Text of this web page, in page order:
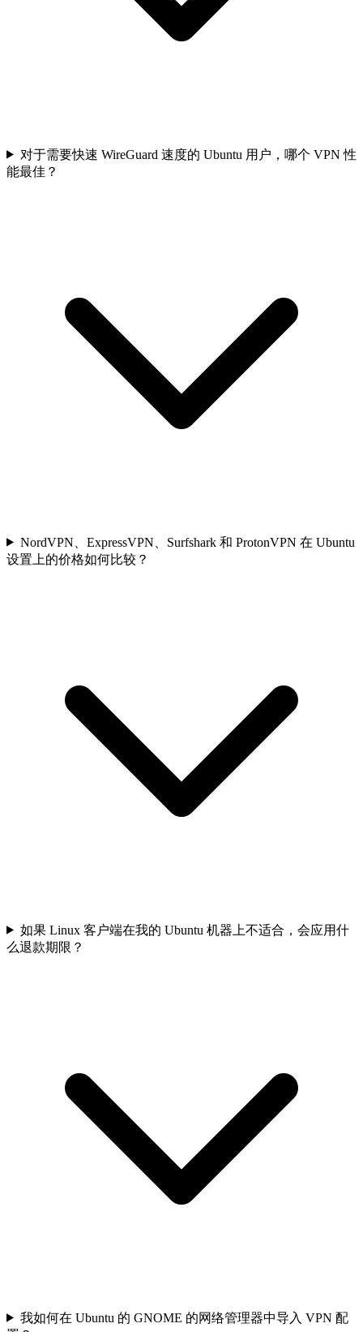
对于需要快速 WireGuard 速度的 Ubuntu 用户，哪个 VPN 性
能最佳？
NordVPN、ExpressVPN、Surfshark 和 ProtonVPN 在 Ubuntu
设置上的价格如何比较？
如果 Linux 客户端在我的 Ubuntu 机器上不适合，会应用什
么退款期限？
我如何在 Ubuntu 的 GNOME 的网络管理器中导入 VPN 配